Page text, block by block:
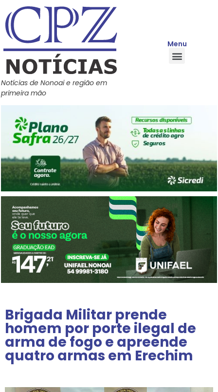
Notícias de Nonoai e região em
primeira mão
Menu
Brigada Militar prende
homem por porte ilegal de
arma de fogo e apreende
quatro armas em Erechim